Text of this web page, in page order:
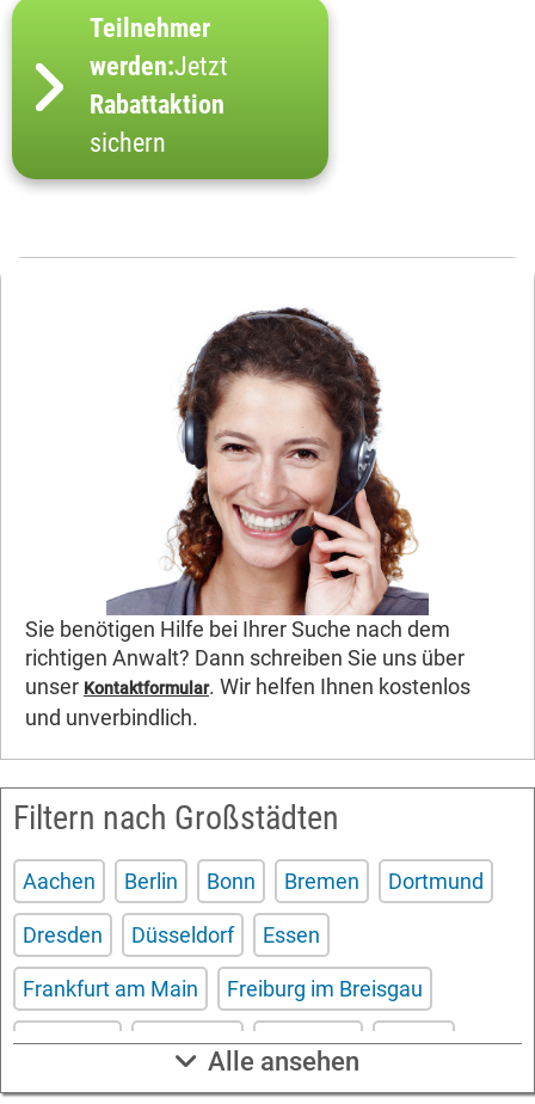
Teilnehmer
werden:Jetzt
Rabattaktion
sichern
Sie benötigen Hilfe bei Ihrer Suche nach dem
richtigen Anwalt? Dann schreiben Sie uns über
unser Kontaktformular. Wir helfen Ihnen kostenlos
und unverbindlich.
Filtern nach Großstädten
Aachen Berlin Bonn Bremen Dortmund
Dresden Düsseldorf Essen
Frankfurt am Main Freiburg im Breisgau
Hamburg Hannover Karlsruhe Kassel
Köln Leipzig Mannheim München
Alle ansehen